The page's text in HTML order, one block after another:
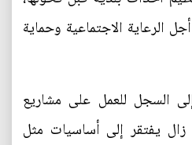
الرعاية الاجتماعية وحماية
السجل للعمل على مشاريع
زال يفتقر إلى أساسيات مثل